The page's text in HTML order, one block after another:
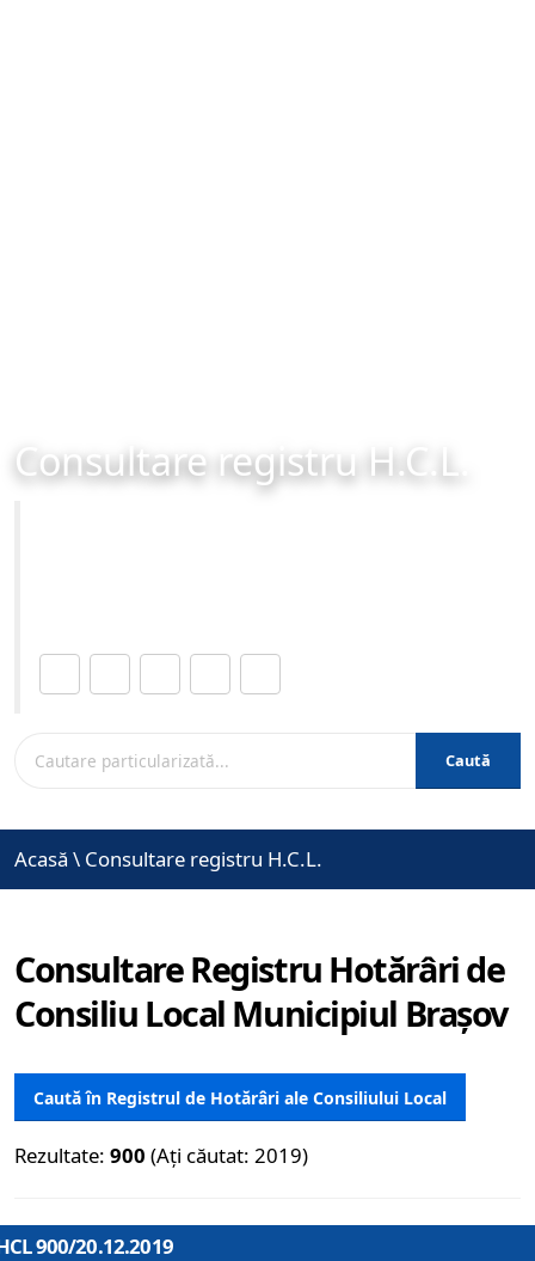
Consultare registru H.C.L.
Caută
Acasă \ Consultare registru H.C.L.
Consultare Registru Hotărâri de
Consiliu Local Municipiul Brașov
Caută în Registrul de Hotărâri ale Consiliului Local
Rezultate: 900 (Ați căutat: 2019)
900/20.12.2019